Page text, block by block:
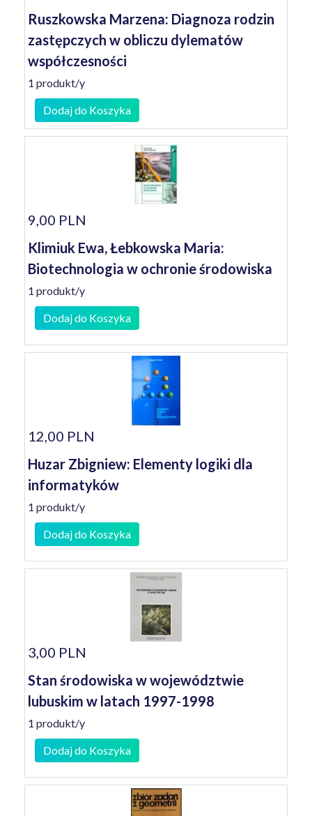
Ruszkowska Marzena: Diagnoza rodzin
zastępczych w obliczu dylematów
współczesności
1 produkt/y
Dodaj do Koszyka
9,00 PLN
Klimiuk Ewa, Łebkowska Maria:
Biotechnologia w ochronie środowiska
1 produkt/y
Dodaj do Koszyka
12,00 PLN
Huzar Zbigniew: Elementy logiki dla
informatyków
1 produkt/y
Dodaj do Koszyka
3,00 PLN
Stan środowiska w województwie
lubuskim w latach 1997-1998
1 produkt/y
Dodaj do Koszyka